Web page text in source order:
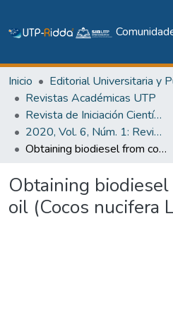
Inicio
Revistas Académicas UTP
Revista de Iniciación Científica
2020, Vol. 6, Núm. 1: Revista de Iniciación Científica
Obtaining biodiesel from coconout oil (Cocos nucifera L.)
Obtaining
oil (Cocos nucifera